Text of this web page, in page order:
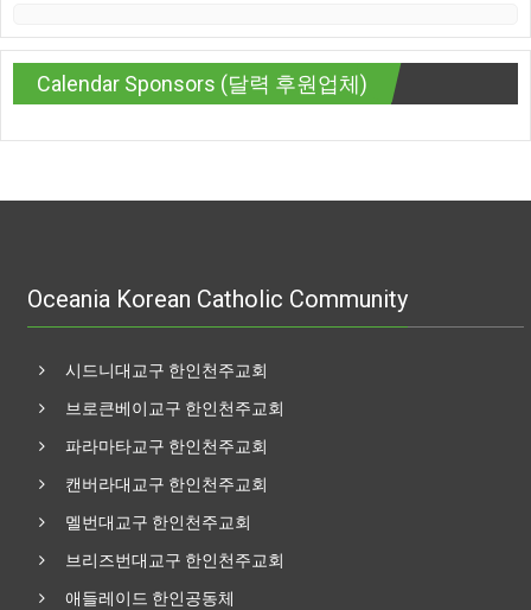
Calendar Sponsors (달력 후원업체)
Oceania Korean Catholic Community
시드니대교구 한인천주교회
브로큰베이교구 한인천주교회
파라마타교구 한인천주교회
캔버라대교구 한인천주교회
멜번대교구 한인천주교회
브리즈번대교구 한인천주교회
애들레이드 한인공동체